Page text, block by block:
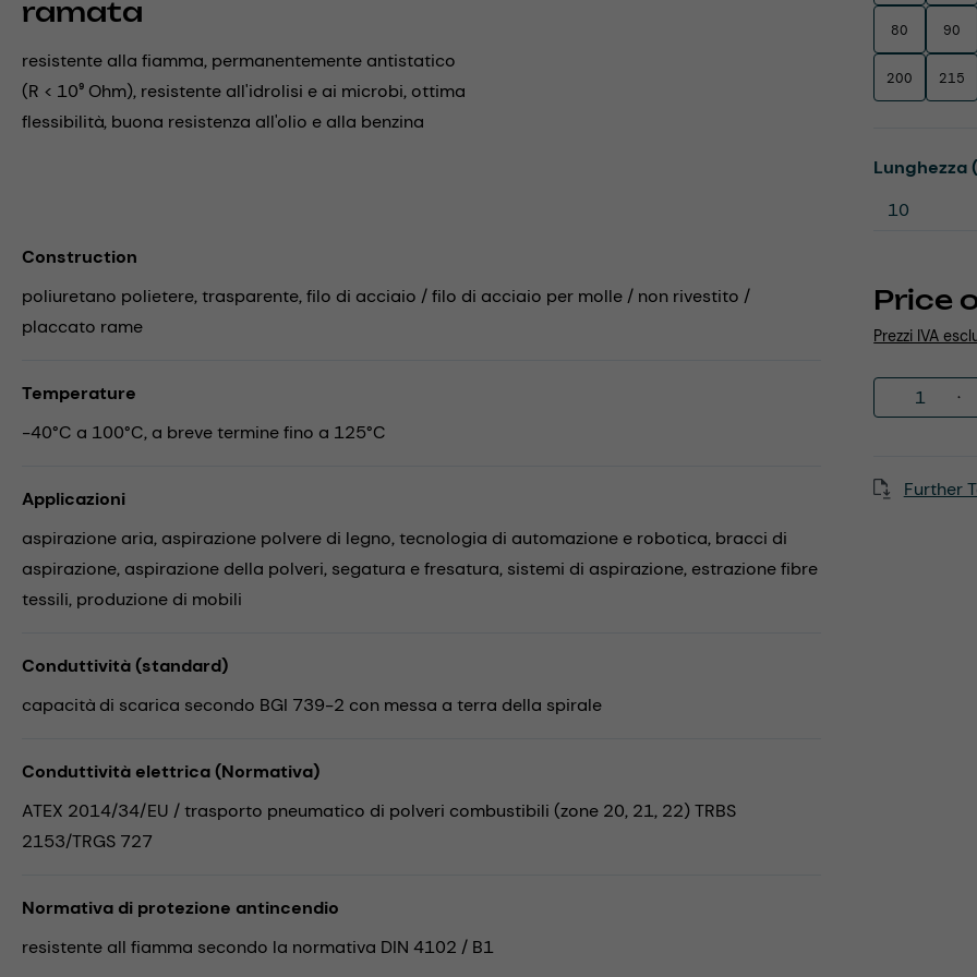
ramata
resistente alla fiamma, permanentemente antistatico
(R < 10⁹ Ohm), resistente all'idrolisi e ai microbi, ottima
flessibilità, buona resistenza all'olio e alla benzina
Price
Prezzi IVA
80 90
200 215
Select
Lunghezza
Further
Construction
poliuretano polietere, trasparente, filo di acciaio / filo di acciaio per molle / non rivestito /
placcato rame
Temperature
-40°C a 100°C, a breve termine fino a 125°C
Applicazioni
aspirazione aria, aspirazione polvere di legno,tecnologia di automazione e robotica, bracci di
aspirazione, aspirazione della polveri, segatura e fresatura, sistemi di aspirazione, estrazione fibre
tessili, produzione di mobili
Conduttività (standard)
capacità di scarica secondo BGI 739-2 con messa a terra della spirale
Conduttività elettrica (Normativa)
ATEX 2014/34/EU / trasporto pneumatico di polveri combustibili (zone 20, 21, 22) TRBS
2153/TRGS 727
Normativa di protezione antincendio
resistente all fiamma secondo la normativa DIN 4102 / B1